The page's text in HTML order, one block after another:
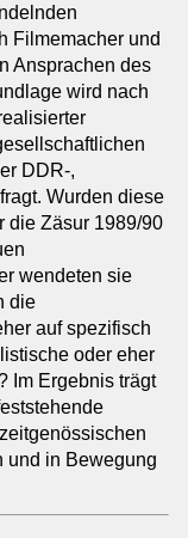
Filmemacher und
Ansprachen des
wird nach
DDR-,
Wurden diese
die Zäsur 1989/90
wendeten sie
die
auf spezifisch
oder eher
Im Ergebnis trägt
und in Bewegung